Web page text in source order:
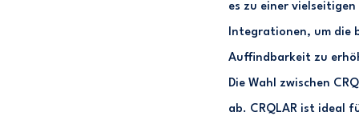
es zu einer
Integrationen, um die
Auffindbarkeit zu
Die Wahl zwischen
ab. CRQLAR ist ideal